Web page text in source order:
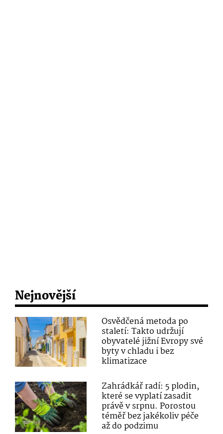
Nejnovější
Osvědčená metoda po
staletí: Takto udržují
obyvatelé jižní Evropy své
byty v chladu i bez
klimatizace
Zahrádkář radí: 5 plodin,
které se vyplatí zasadit
právě v srpnu. Porostou
téměř bez jakékoliv péče
až do podzimu